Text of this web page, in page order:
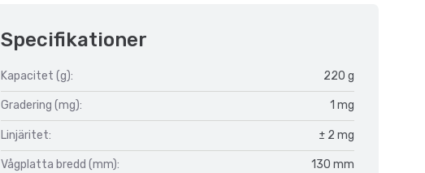
Specifikationer
Kapacitet (g): 220 g
Gradering (mg): 1 mg
Linjäritet: ± 2 mg
Vågplatta bredd (mm): 130 mm